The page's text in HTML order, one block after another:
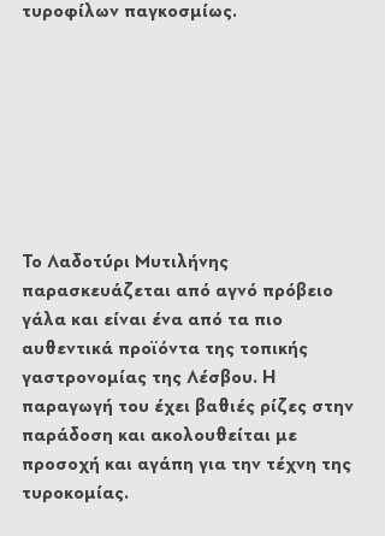
τυροφίλων παγκοσμίως.
Το Λαδοτύρι Μυτιλήνης
παρασκευάζεται από αγνό πρόβειο
γάλα και είναι ένα από τα πιο
αυθεντικά προϊόντα της τοπικής
γαστρονομίας της Λέσβου. Η
παραγωγή του έχει βαθιές ρίζες στην
παράδοση και ακολουθείται με
προσοχή και αγάπη για την τέχνη της
τυροκομίας.